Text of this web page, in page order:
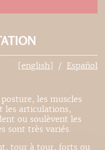
[english] Español
les muscles
les articulations,
ou soulèvent les
sont très variés.
tour à tour, forts ou